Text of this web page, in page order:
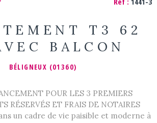
T3 62
BALCON
BÉLIGNEUX (01360)
POUR LES 3 PREMIERS
RÉSERVÉS ET FRAIS DE NOTAIRES
un cadre de vie paisible et moderne à